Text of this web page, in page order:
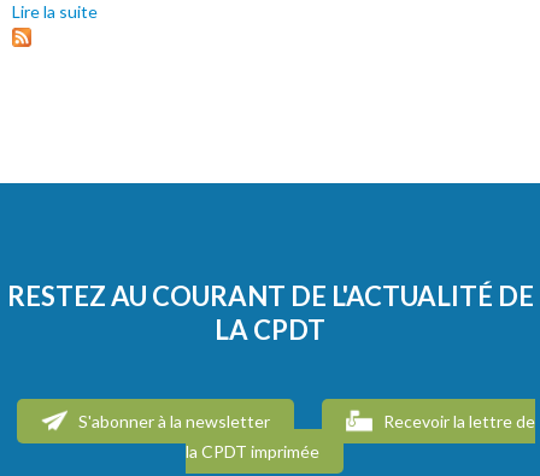
Lire la suite
RESTEZ AU COURANT DE L'ACTUALITÉ DE
LA CPDT
S'abonner à la newsletter
Recevoir la lettre de
la CPDT imprimée